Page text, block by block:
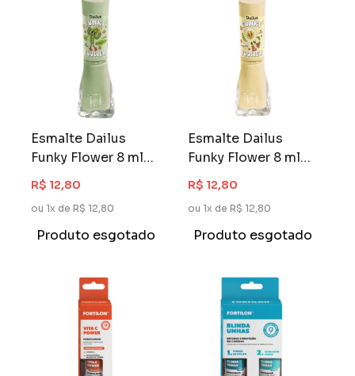
Esmalte Dailus
Funky Flower 8 ml
Cranky Cactus
R$ 12,80
ou 1x de R$ 12,80
Produto esgotado
Esmalte Dailus
Funky Flower 8 ml
Daisy Days
R$ 12,80
ou 1x de R$ 12,80
Produto esgotado